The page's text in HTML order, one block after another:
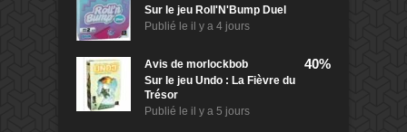
Sur le jeu Roll'N'Bump Duel
Publié le il y a 4 jours
Avis de morlockbob
Sur le jeu Undo : La Fièvre du
Trésor
Publié le il y a 5 jours
40%